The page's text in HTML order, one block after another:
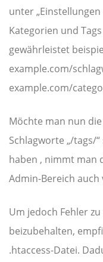
unter
Kategorien und
gewährleistet
example.com/
example.com/
Möchte man nun
Schlagworte „/tags/
haben , nimmt man
Admin-Bereich auch
Um jedoch Fehler
beizubehalten,
.htaccess-Datei.